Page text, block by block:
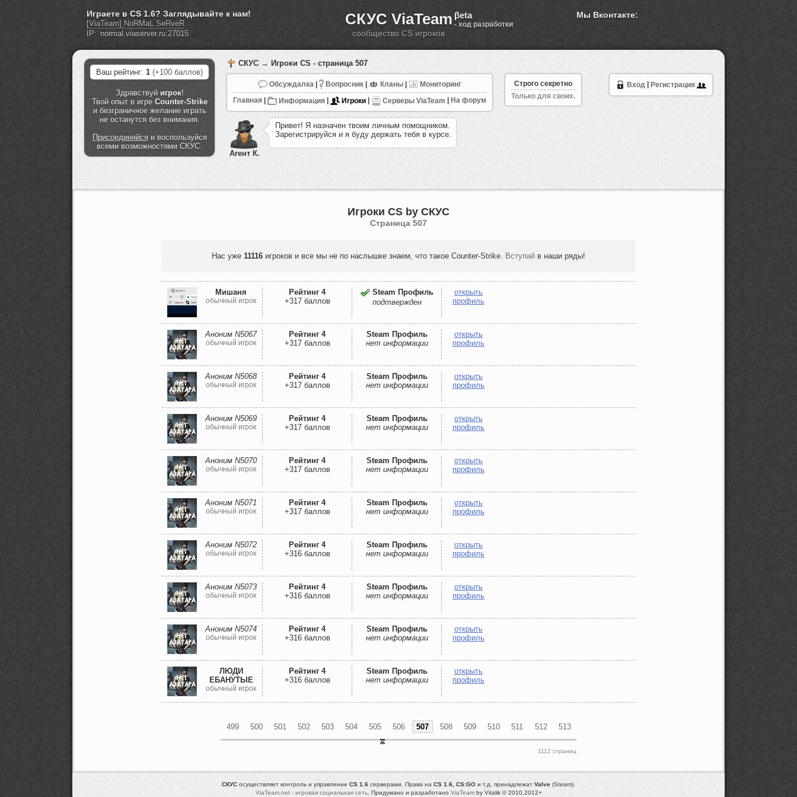
Играете в CS 1.6? Заглядывайте к нам!
[ViaTeam] NoRMaL SeRveR
IP:
СКУС ViaTeam βeta
- ход разработки
сообщество CS игроков
Мы Вконтакте:
Ваш рейтинг: 1 (+100 баллов)
Здравствуй игрок!
Твой опыт в игре Counter-Strike
и безграничное желание играть
не останутся без внимания.
Присоединяйсяи воспользуйся
всеми возможностями СКУС.
СКУС→ Игроки CS - страница 507
Вход Регистрация
Обсуждалка Вопросник Кланы
Мониторинг
Главная
Информация Игроки Серверы ViaTeam На форум
Строго секретно
Только для своих.
Агент К.
Привет! Я назначен твоим личным помощником.
Зарегистрируйся и я буду держать тебя в курсе.
Игроки CS by СКУС
Cтраница 507
Нас уже 11116 игроков и все мы не по наслышке знаем, что такое Counter-Strike. Вступай в наши ряды!
Мишаня
обычный игрок
Рейтинг 4
+317 баллов
Steam Профиль
подтвержден
открыть
профиль
Аноним N5067
обычный игрок
Рейтинг 4
+317 баллов
Steam Профиль
нет информации
открыть
профиль
Аноним N5068
обычный игрок
Рейтинг 4
+317 баллов
Steam Профиль
нет информации
открыть
профиль
Аноним N5069
обычный игрок
Рейтинг 4
+317 баллов
Steam Профиль
нет информации
открыть
профиль
Аноним N5070
обычный игрок
Рейтинг 4
+317 баллов
Steam Профиль
нет информации
открыть
профиль
Аноним N5071
обычный игрок
Рейтинг 4
+317 баллов
Steam Профиль
нет информации
открыть
профиль
Аноним N5072
обычный игрок
Рейтинг 4
+316 баллов
Steam Профиль
нет информации
открыть
профиль
Аноним N5073
обычный игрок
Рейтинг 4
+316 баллов
Steam Профиль
нет информации
открыть
профиль
Аноним N5074
обычный игрок
Рейтинг 4
+316 баллов
Steam Профиль
нет информации
открыть
профиль
ЛЮДИ
ЕБАНУТЫЕ
обычный игрок
Рейтинг 4
+316 баллов
Steam Профиль
нет информации
открыть
профиль
499 500 501 502 503 504 505 506 507 508 509 510 511 512 513
1112 страниц
СКУСосуществляет контроль и управлениеCS 1.6серверами. Права наCS 1.6, CS:GOи т.д. принадлежатValve(Steam).
ViaTeam.net - игровая социальная сеть. Придумано и разработано ViaTeamby Vitalik © 2010,2012+